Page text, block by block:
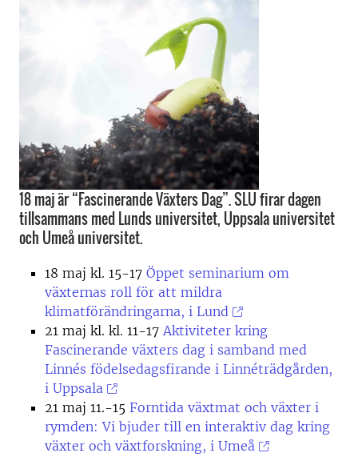
18 maj är “Fascinerande Växters Dag”. SLU firar dagen
tillsammans med Lunds universitet, Uppsala universitet
och Umeå universitet.
18 maj kl. 15-17 Öppet seminarium om
växternas roll för att mildra
klimatförändringarna, i Lund
21 maj kl. kl. 11-17 Aktiviteter kring
Fascinerande växters dag i samband med
Linnés födelsedagsfirande i Linnéträdgården,
i Uppsala
21 maj 11.-15 Forntida växtmat och växter i
rymden: Vi bjuder till en interaktiv dag kring
växter och växtforskning, i Umeå